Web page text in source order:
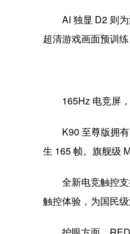
AI 独显 D2 则
超清游戏画面预训
165Hz 电竞屏
K90 至尊版拥
生 165 帧。旗舰级
全新电竞触控
触控体验，为国民